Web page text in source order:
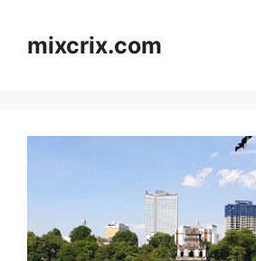
contentmixcrix.com